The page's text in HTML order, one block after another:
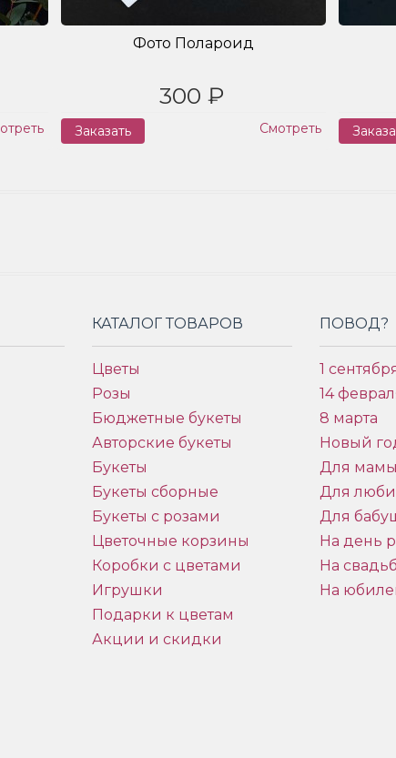
Фото Полароид
300 ₽
Заказать Смотреть
КАТАЛОГ ТОВАРОВ
Цветы
Розы
Бюджетные букеты
Авторские букеты
Букеты
Букеты сборные
Букеты с розами
Цветочные корзины
Коробки с цветами
Игрушки
Подарки к цветам
Акции и скидки
ПОВОД?
1
14
8 марта
Новый
Для
Для
Для
На день
На
На